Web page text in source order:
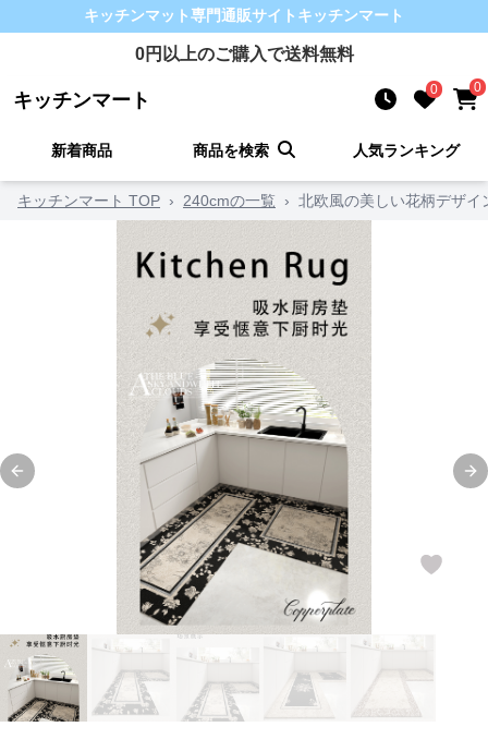
キッチンマット専門通販サイト キッチンマート
0円以上のご購入で送料無料
キッチンマート 0 0
新着商品 商品を検索 人気ランキング
キッチンマート TOP › 240cmの一覧 › 北欧風の美しい花柄デザ
Previous slide